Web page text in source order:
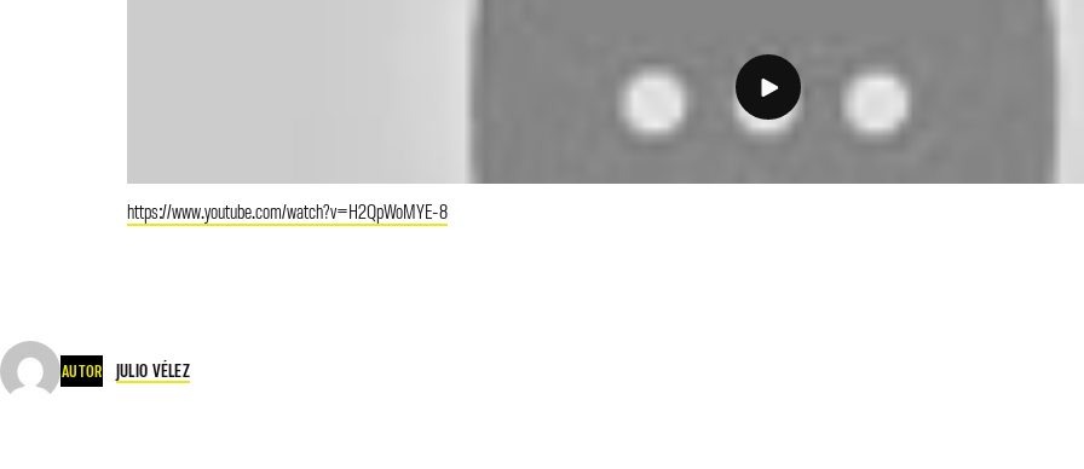
https://www.youtube.com/watch?v=H2QpWoMYE-8
AUTOR JULIO VÉLEZ